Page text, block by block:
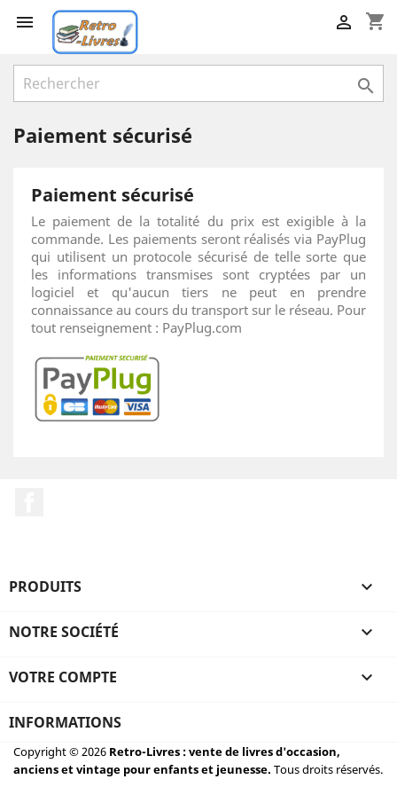
 shopping_cart


Paiement sécurisé
Paiement sécurisé
Le paiement de la totalité du prix est exigible à la
commande. Les paiements seront réalisés via PayPlug
qui utilisent un protocole sécurisé de telle sorte que
les informations transmises sont cryptées par un
logiciel et qu'aucun tiers ne peut en prendre
connaissance au cours du transport sur le réseau. Pour
tout renseignement : PayPlug.com
PRODUITS 
NOTRE SOCIÉTÉ 
VOTRE COMPTE 
INFORMATIONS
Copyright © 2026 Retro-Livres : vente de livres d'occasion,
anciens et vintage pour enfants et jeunesse. Tous droits réservés.